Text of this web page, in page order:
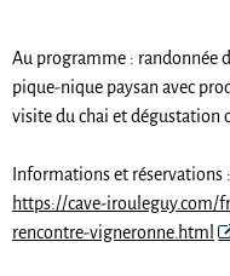
Au programme : randonnée
pique-nique paysan avec
visite du chai et dégustation
Informations et réservations :
https://cave-irouleguy.com/
rencontre-vigneronne.html